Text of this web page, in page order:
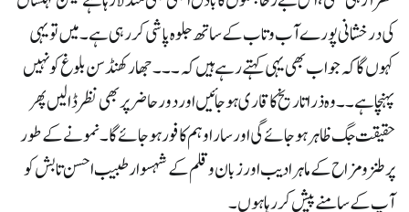
کی درخشانی پورے آب و تاب کے ساتھ جلوہ پاشی کررہی ہے ۔ میں تو یہی
کہوں گا کہ جو اب بھی یہی کہتے رہے ہیں کہ۔۔۔ جھارکھنڈ سن بلوغ کو نہیں
پہنچا ہے۔۔ وہ ذرا تاریخ کا قاری ہوجائیں اور دور حاضر پر بھی نظر ڈالیں پھر
حقیقت جگ ظاہر ہو جائے گی اور سارا وہم کافور ہو جائے گا ۔ نمونے کے طور
پر طنز و مزاح کے ماہر ادیب اور زبان و قلم کے شہسوار طبیب احسن تابش کو
آپ کے سامنے پیش کررہا ہوں ۔